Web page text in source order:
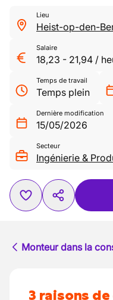
Lieu
Heist-op-den-
Salaire
18,23 - 21,94 /
Temps de travail
Temps plein
Dernière modification
15/05/2026
Secteur
Ingénierie &
Monteur dans la
3 raisons